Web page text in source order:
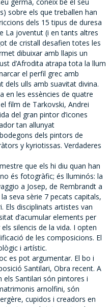
sobre els que treballen han
dels 15 tipus de duresa
La joventut (i en tants altres
de cristall desafien totes les
dibuixar amb llapis un
d’Afrodita atrapa tota la llum
el perfil grec amb
dels ulls amb suavitat divina.
en les essències de quatre
film de Tarkovski, Andrei
del gran pintor d’icones
tan allunyat
dels pintors de
y kyriotissas. Verdaderes
que els hi diu quan han
és fotogràfic; és lluminós: la
a Josep, de Rembrandt a
seva sèrie 7 pecats capitals,
Els disciplinats artistes van
d’acumular elements per
silencis de la vida. I opten
de les composicions. El
i artístic.
es pot argumentar. El bo i
Santilari, Obra recent. A
els Santilari són pintores i
arnolfini, són
cupidos i creadors en